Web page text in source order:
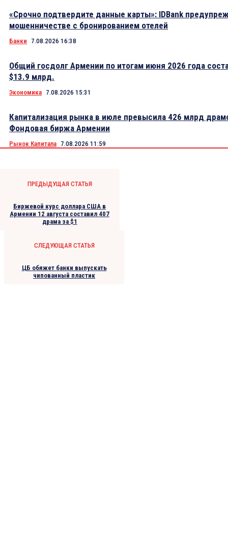
«Срочно подтвердите данные карты»: IDBank
мошенничестве с бронированием отелей
Банки 7.08.2026 16:38
Общий госдолг Армении по итогам июня 2026 года
$13.9 млрд.
Экономика 7.08.2026 15:31
Капитализация рынка в июле превысила 426 млрд
Фондовая биржа Армении
Рынок Капитала 7.08.2026 11:59
ПРЕДЫДУЩАЯ СТАТЬЯ
Биржевой курс доллара США в
Армении 12 августа составил 407
драма за $1
СЛЕДУЮЩАЯ СТАТЬЯ
ЦБ обяжет банки выпускать
чипованный пластик